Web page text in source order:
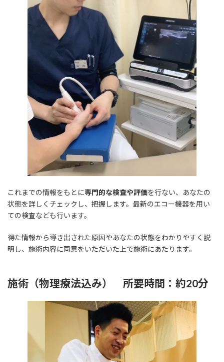
これまでの情報をもとに専門的な検査や評価を行ない、あなたの
状態を詳しくチェックし、把握します。最新のエコー機器を用い
ての検査なども行います。
得た情報から導き出された原因やあなたの状態をわかりやすく説
明し、施術内容に同意をいただいた上で施術にあたります。
施術（物理療法込み） 所要時間：約20分